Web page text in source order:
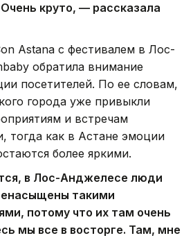
круто, — рассказала
Astana с фестивалем в Лос-
обратила внимание
посетителей. По ее словам,
города уже привыкли
и встречам
тогда как в Астане эмоции
более яркими.
в Лос-Анджелесе люди
такими
потому что их там очень
мы все в восторге. Там, мне